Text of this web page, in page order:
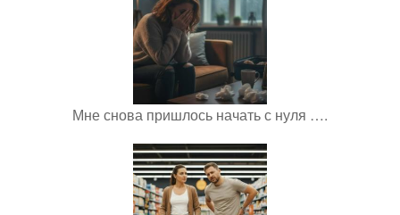
Мне снова пришлось начать с нуля ….